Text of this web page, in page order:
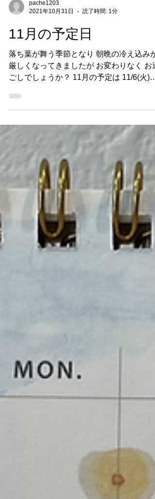
pache1203
2021年10月31日
読了時間: 1分
11月の予定日
ごしでしょうか？ 11月の予定は 11/6(火)は
午前のみ営業で 午後はお休みとなります
不備をおかけしますが よろしくお願いしま
す ご来店心より お待ちしております